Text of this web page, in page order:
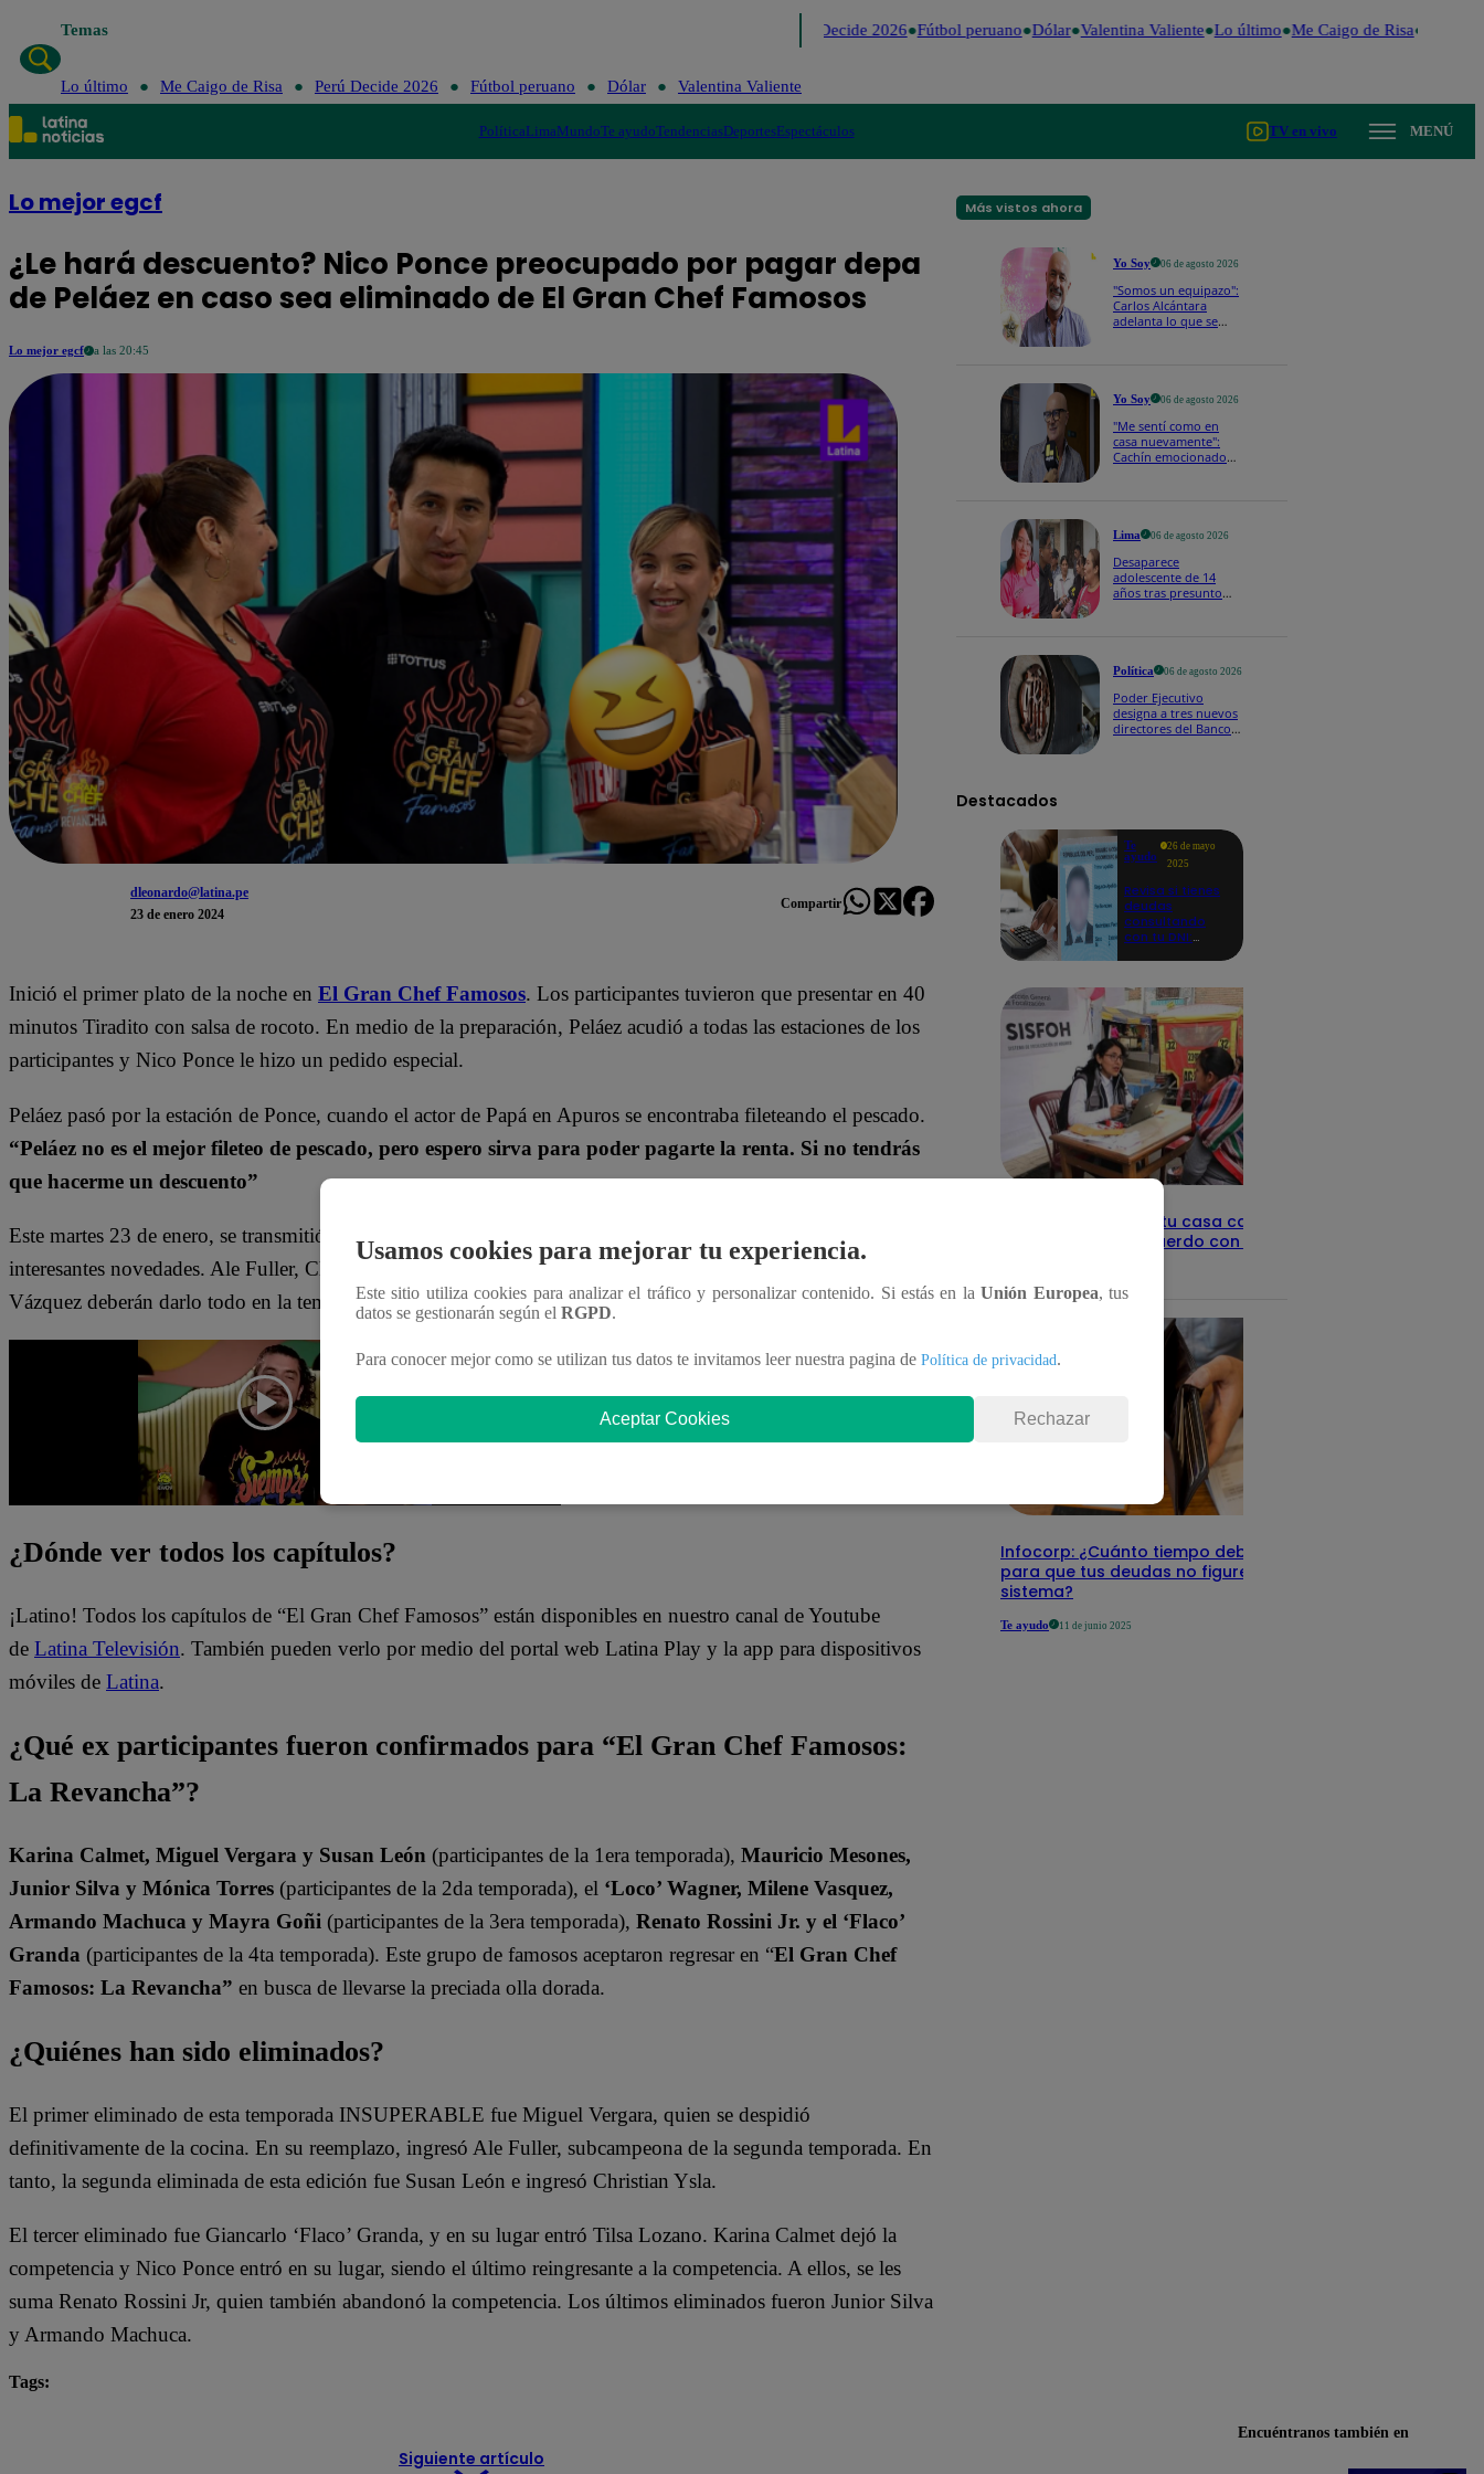
Temas Perú Decide 2026 Fútbol peruano Dólar Valentina Valiente Lo último Me Caigo de Risa Perú
Lo último Me Caigo de Risa Perú Decide 2026 Fútbol peruano Dólar Valentina Valiente
PolíticaLimaMundoTe ayudoTendenciasDeportesEspectáculos TV en vivo MENÚ
Lo mejor egcf
¿Le hará descuento? Nico Ponce preocupado por pagar depa
de Peláez en caso sea eliminado de El Gran Chef Famosos
Lo mejor egcf a las 20:45
dleonardo@latina.pe
23 de enero 2024
Compartir
Inició el primer plato de la noche en El Gran Chef Famosos. Los participantes tuvieron que presentar en 40
minutos Tiradito con salsa de rocoto. En medio de la preparación, Peláez acudió a todas las estaciones de los
participantes y Nico Ponce le hizo un pedido especial.
Peláez pasó por la estación de Ponce, cuando el actor de Papá en Apuros se encontraba fileteando el pescado.
“Peláez no es el mejor fileteo de pescado, pero espero sirva para poder pagarte la renta. Si no tendrás
que hacerme un descuento”
Este martes 23 de enero, se transmitió un nuevo episodio de “El Gran Chef Famosos”, donde hubo
interesantes novedades. Ale Fuller, Christian El Loco Wagner, Mauricio Mesones, Nico Ponce y Milene
Vázquez deberán darlo todo en la temida Noche de Eliminación.
¿Dónde ver todos los capítulos?
¡Latino! Todos los capítulos de “El Gran Chef Famosos” están disponibles en nuestro canal de Youtube
de Latina Televisión. También pueden verlo por medio del portal web Latina Play y la app para dispositivos
móviles de Latina.
¿Qué ex participantes fueron confirmados para “El Gran Chef Famosos:
La Revancha”?
Karina Calmet, Miguel Vergara y Susan León (participantes de la 1era temporada), Mauricio Mesones,
Junior Silva y Mónica Torres (participantes de la 2da temporada), el ‘Loco’ Wagner, Milene Vasquez,
Armando Machuca y Mayra Goñi (participantes de la 3era temporada), Renato Rossini Jr. y el ‘Flaco’
Granda (participantes de la 4ta temporada). Este grupo de famosos aceptaron regresar en “El Gran Chef
Famosos: La Revancha” en busca de llevarse la preciada olla dorada.
¿Quiénes han sido eliminados?
El primer eliminado de esta temporada INSUPERABLE fue Miguel Vergara, quien se despidió
definitivamente de la cocina. En su reemplazo, ingresó Ale Fuller, subcampeona de la segunda temporada. En
tanto, la segunda eliminada de esta edición fue Susan León e ingresó Christian Ysla.
El tercer eliminado fue Giancarlo ‘Flaco’ Granda, y en su lugar entró Tilsa Lozano. Karina Calmet dejó la
competencia y Nico Ponce entró en su lugar, siendo el último reingresante a la competencia. A ellos, se les
suma Renato Rossini Jr, quien también abandonó la competencia. Los últimos eliminados fueron Junior Silva
y Armando Machuca.
Tags:
Siguiente artículo
Más vistos ahora
Yo Soy 06 de agosto 2026
"Somos un equipazo":
Carlos Alcántara
adelanta lo que se
Yo Soy 06 de agosto 2026
"Me sentí como en
casa nuevamente":
Cachín emocionado
Lima 06 de agosto 2026
Desaparece
adolescente de 14
años tras presunto
Política 06 de agosto 2026
Poder Ejecutivo
designa a tres nuevos
directores del Banco
Destacados
Te
ayudo
26 de mayo
2025
Revisa si tienes
deudas
consultando
con tu DNI:
Revisa con tu DNI si tu casa califica
como pobre, de acuerdo con el Sisfoh
Infocorp: ¿Cuánto tiempo debe pasar
para que tus deudas no figuren en su
sistema?
Te ayudo 11 de junio 2025
Usamos cookies para mejorar tu experiencia.
Este sitio utiliza cookies para analizar el tráfico y personalizar contenido. Si estás en laUnión Europea, tus
datos se gestionarán según el RGPD.
Para conocer mejor como se utilizan tus datos te invitamos leer nuestra pagina de Política de privacidad.
Aceptar Cookies Rechazar
Encuéntranos también en